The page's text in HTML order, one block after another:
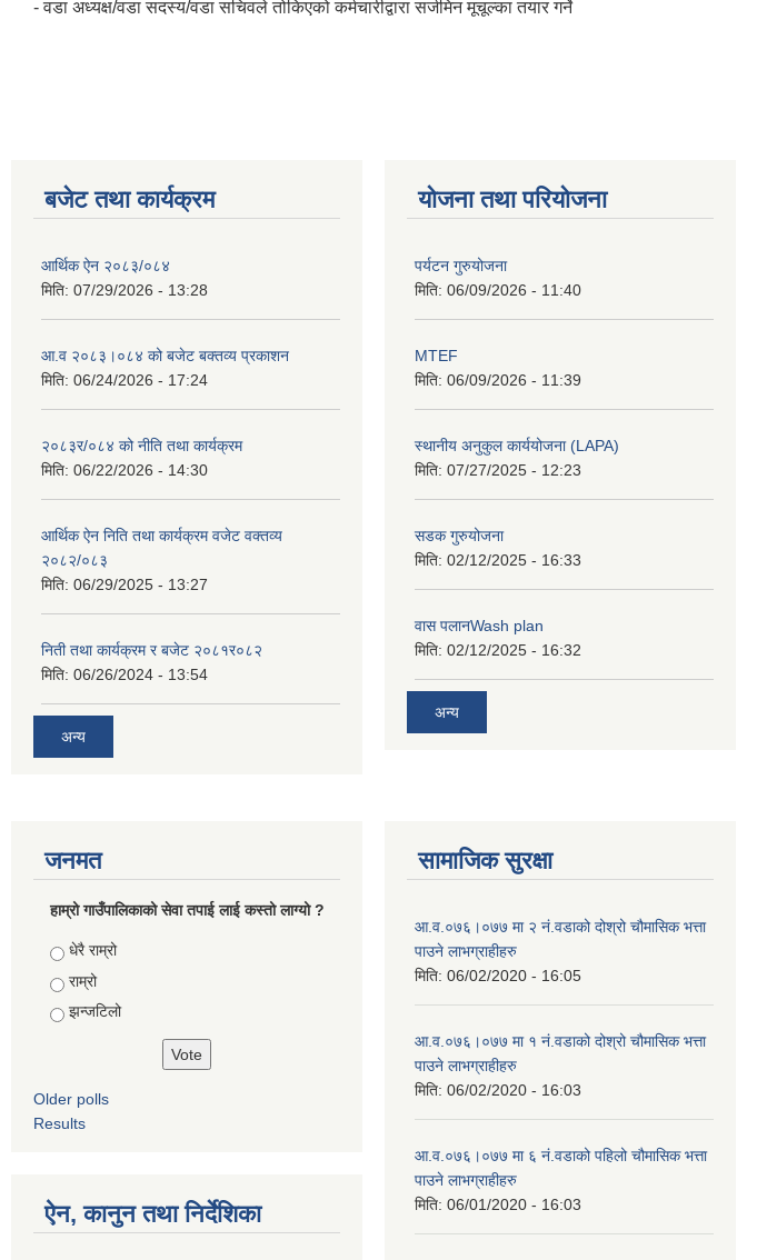
- वडा अध्यक्ष/वडा सदस्य/वडा सचिवले तोकिएको कर्मचारीद्वारा सर्जमिन मूचूल्का तयार गर्ने
बजेट तथा कार्यक्रम
आर्थिक ऐन २०८३/०८४
मिति: 07/29/2026 - 13:28
आ.व २०८३।०८४ को बजेट बक्तव्य प्रकाशन
मिति: 06/24/2026 - 17:24
२०८३र/०८४ को नीति तथा कार्यक्रम
मिति: 06/22/2026 - 14:30
आर्थिक ऐन निति तथा कार्यक्रम वजेट वक्तव्य
२०८२/०८३
मिति: 06/29/2025 - 13:27
निती तथा कार्यक्रम र बजेट २०८१र०८२
मिति: 06/26/2024 - 13:54
अन्य
योजना तथा परियोजना
पर्यटन गुरुयोजना
मिति: 06/09/2026 - 11:40
MTEF
मिति: 06/09/2026 - 11:39
स्थानीय अनुकुल कार्ययोजना (LAPA)
मिति: 07/27/2025 - 12:23
सडक गुरुयोजना
मिति: 02/12/2025 - 16:33
वास पलानWash plan
मिति: 02/12/2025 - 16:32
अन्य
जनमत
हाम्रो गाउँपालिकाको सेवा तपाई लाई कस्तो लाग्यो ?
Choices
धेरै राम्रो
राम्रो
झन्जटिलो
Older polls
Results
ऐन, कानुन तथा निर्देशिका
सामाजिक सुरक्षा
आ‍.व.०७६।०७७ मा २ नं.वडाको दोश्रो चौमासिक भत्ता
पाउने लाभग्राहीहरु
मिति: 06/02/2020 - 16:05
आ‍.व.०७६।०७७ मा १ नं.वडाको दोश्रो चौमासिक भत्ता
पाउने लाभग्राहीहरु
मिति: 06/02/2020 - 16:03
आ‍.व.०७६।०७७ मा ६ नं.वडाको पहिलो चौमासिक भत्ता
पाउने लाभग्राहीहरु
मिति: 06/01/2020 - 16:03